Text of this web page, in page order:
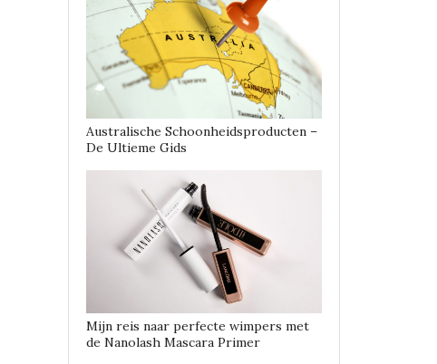
Australische Schoonheidsproducten –
De Ultieme Gids
Mijn reis naar perfecte wimpers met
de Nanolash Mascara Primer